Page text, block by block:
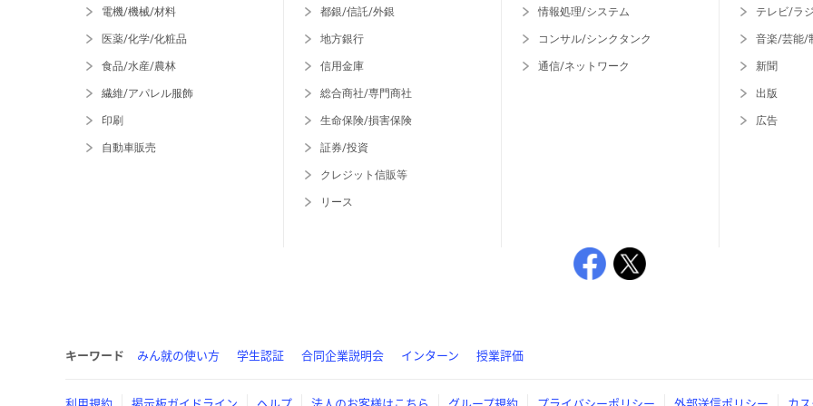
電機/機械/材料
医薬/化学/化粧品
食品/水産/農林
繊維/アパレル服飾
印刷
自動車販売
都銀/信託/外銀
地方銀行
信用金庫
総合商社/専門商社
生命保険/損害保険
証券/投資
クレジット信販等
リース
情報処理/システム
コンサル/シンクタンク
通信/ネットワーク
テレビ/ラ
音楽/芸能/
新聞
出版
広告
キーワード みん就の使い方 学生認証 合同企業説明会 インターン 授業評価